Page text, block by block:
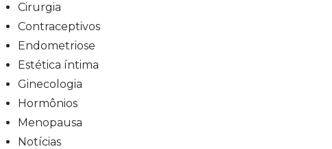
Cirurgia
Contraceptivos
Endometriose
Estética íntima
Ginecologia
Hormônios
Menopausa
Notícias